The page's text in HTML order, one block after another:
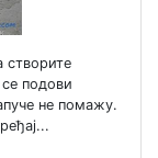
створите
подови
не помажу.